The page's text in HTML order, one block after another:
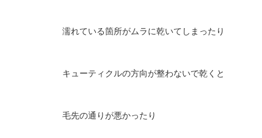
濡れている箇所がムラに乾いてしまったり
キューティクルの方向が整わないで乾くと
毛先の通りが悪かったり